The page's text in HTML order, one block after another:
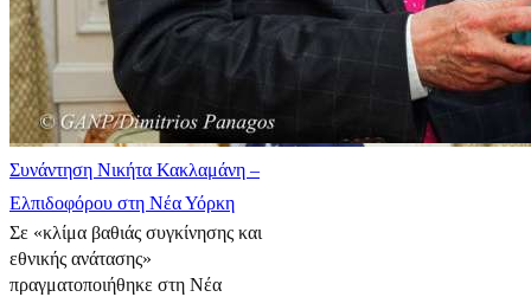
Συνάντηση Νικήτα Κακλαμάνη –
Ελπιδοφόρου στη Νέα Υόρκη
Σε «κλίμα βαθιάς συγκίνησης και
εθνικής ανάτασης»
πραγματοποιήθηκε στη Νέα